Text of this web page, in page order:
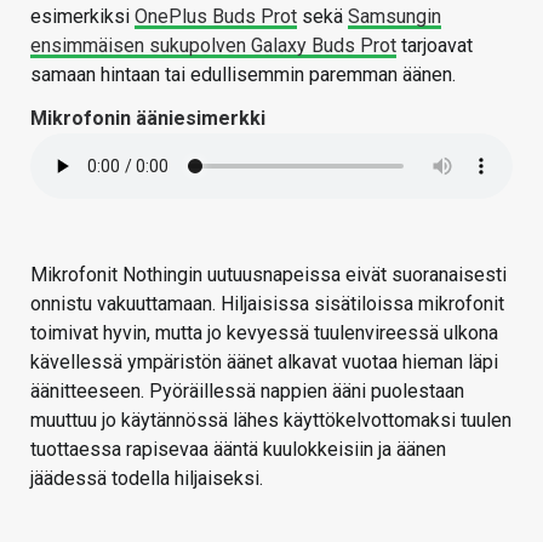
esimerkiksi OnePlus Buds Prot sekä Samsungin
ensimmäisen sukupolven Galaxy Buds Prot tarjoavat
samaan hintaan tai edullisemmin paremman äänen.
Mikrofonin ääniesimerkki
Mikrofonit Nothingin uutuusnapeissa eivät suoranaisesti
onnistu vakuuttamaan. Hiljaisissa sisätiloissa mikrofonit
toimivat hyvin, mutta jo kevyessä tuulenvireessä ulkona
kävellessä ympäristön äänet alkavat vuotaa hieman läpi
äänitteeseen. Pyöräillessä nappien ääni puolestaan
muuttuu jo käytännössä lähes käyttökelvottomaksi tuulen
tuottaessa rapisevaa ääntä kuulokkeisiin ja äänen
jäädessä todella hiljaiseksi.